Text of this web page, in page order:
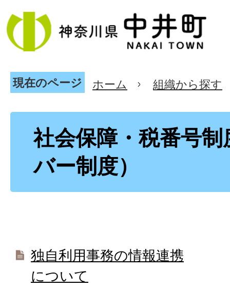
現在のページ ホーム 組織から探す
社会保障・税番号
バー制度）
独自利用事務の情報連携
について